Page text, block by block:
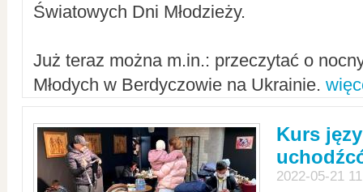
Światowych Dni Młodzieży.
Już teraz można m.in.: przeczytać o
Młodych w Berdyczowie na Ukrainie.
Kurs
2022-05-21